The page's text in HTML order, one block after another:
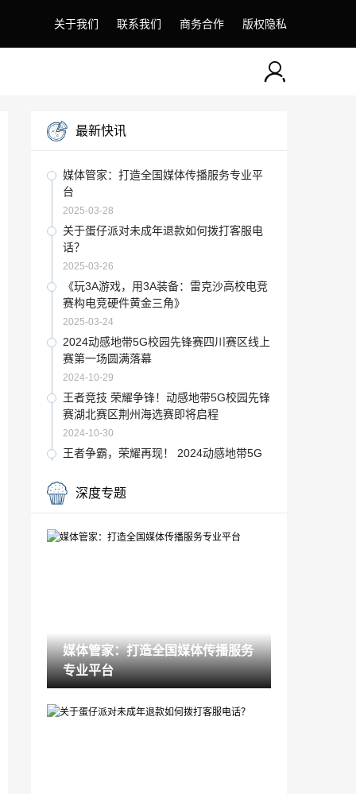
关于我们 联系我们 商务合作 版权隐私
最新快讯
媒体管家：打造全国媒体传播服务专业平
台
2025-03-28
关于蛋仔派对未成年退款如何拨打客服电
话？
2025-03-26
《玩3A游戏，用3A装备：雷克沙高校电竞
赛构电竞硬件黄金三角》
2025-03-24
2024动感地带5G校园先锋赛四川赛区线上
赛第一场圆满落幕‌
2024-10-29
王者竞技 荣耀争锋！动感地带5G校园先锋
赛湖北赛区荆州海选赛即将启程
2024-10-30
王者争霸，荣耀再现！ 2024动感地带5G
2024-10-31
2024-11-04
Force RTX 5070 踏雪 OC 灵动来袭！
2025-03-06
2025二手游戏账号交易指南：这5类账号
千万别碰！
2025-03-04
深度专题
媒体管家：打造全国媒体传播服务
专业平台